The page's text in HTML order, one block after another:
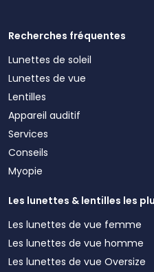
Recherches fréquentes
Lunettes de soleil
Lunettes de vue
Lentilles
Appareil auditif
Services
Conseils
Myopie
Les lunettes & lentilles les
Les lunettes de vue femme
Les lunettes de vue homme
Les lunettes de vue Oversize